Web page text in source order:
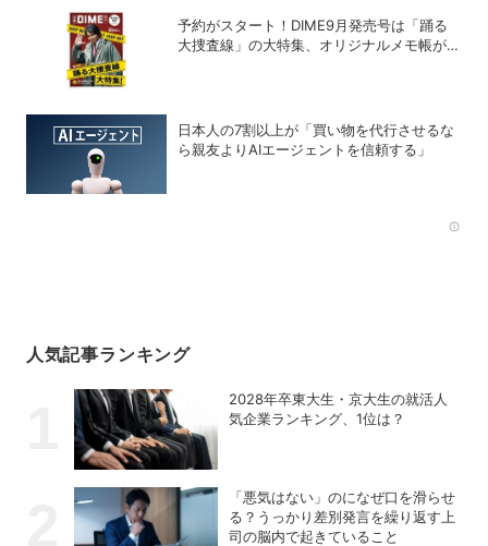
予約がスタート！DIME9月発売号は「踊る
大捜査線」の大特集、オリジナルメモ帳が特
日本人の7割以上が「買い物を代行させるな
ら親友よりAIエージェントを信頼する」
人気記事ランキング
2028年卒東大生・京大生の就活人
気企業ランキング、1位は？
「悪気はない」のになぜ口を滑らせ
る？うっかり差別発言を繰り返す上
司の脳内で起きていること